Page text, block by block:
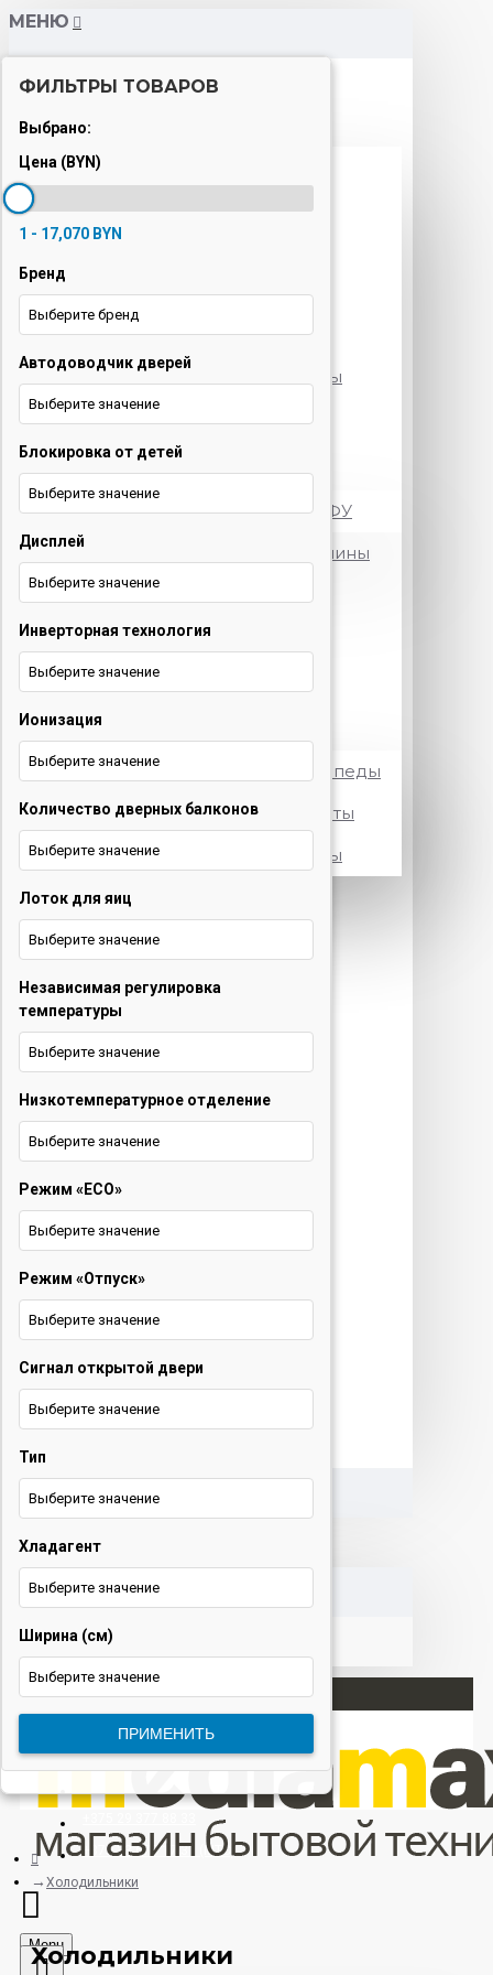
МЕНЮ
Вытяжки
Кондиционеры
Кофемашины
Морозильные камеры
Ноутбуки
Оргтехника
Принтеры и МФУ
Посудомоечные машины
Стиральные машины
Телевизоры
Холодильники
Электровелосипеды
Электросамокаты
Электроскутеры
+375 29 377 88 33
техника и ТВ
техника и ТВ
+375 29 677 54 10
Электротранспорт
+375 33 653 41 34
Контакты
Услуги
Новости
КОРЗИНА
+375 33 673 17 31 (МТС)
Menu
Холодильники
Холодильники
ФИЛЬТРЫ ТОВАРОВ
Выбрано:
Цена (BYN)
1 - 17,070 BYN
Бренд
Выберите бренд
Автодоводчик дверей
Выберите значение
Блокировка от детей
Выберите значение
Дисплей
Выберите значение
Инверторная технология
Выберите значение
Ионизация
Выберите значение
Количество дверных балконов
Выберите значение
Лоток для яиц
Выберите значение
Независимая регулировка
температуры
Выберите значение
Низкотемпературное отделение
Выберите значение
Режим «ECO»
Выберите значение
Режим «Отпуск»
Выберите значение
Сигнал открытой двери
Выберите значение
Тип
Выберите значение
Хладагент
Выберите значение
Ширина (см)
Выберите значение
ПРИМЕНИТЬ